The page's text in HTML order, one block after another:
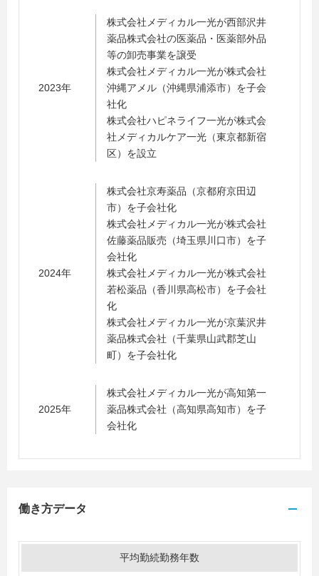
2023年
株式会社メディカル一光が西部沢井
薬品株式会社の医薬品・医薬部外品
等の卸売事業を譲受
株式会社メディカル一光が株式会社
沖縄アメル（沖縄県浦添市）を子会
社化
株式会社ハピネライフ一光が株式会
社メディカルケア一光（東京都新宿
区）を設立
2024年
株式会社京寿薬品（京都府京田辺
市）を子会社化
株式会社メディカル一光が株式会社
佐藤薬品販売（埼玉県川口市）を子
会社化
株式会社メディカル一光が株式会社
若松薬品（香川県高松市）を子会社
化
株式会社メディカル一光が京葉沢井
薬品株式会社（千葉県山武郡芝山
町）を子会社化
2025年
株式会社メディカル一光が高知第一
薬品株式会社（高知県高知市）を子
会社化
働き方データ
平均勤続勤務年数